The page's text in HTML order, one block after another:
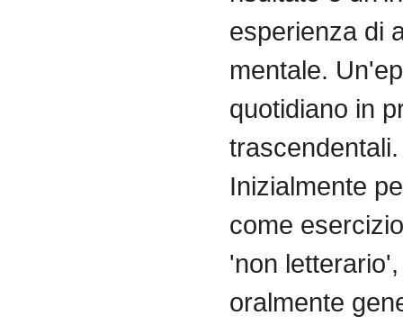
esperienza di
mentale.
quotidiano in
trascendentali.
Inizialmente
come
'non
oralmente